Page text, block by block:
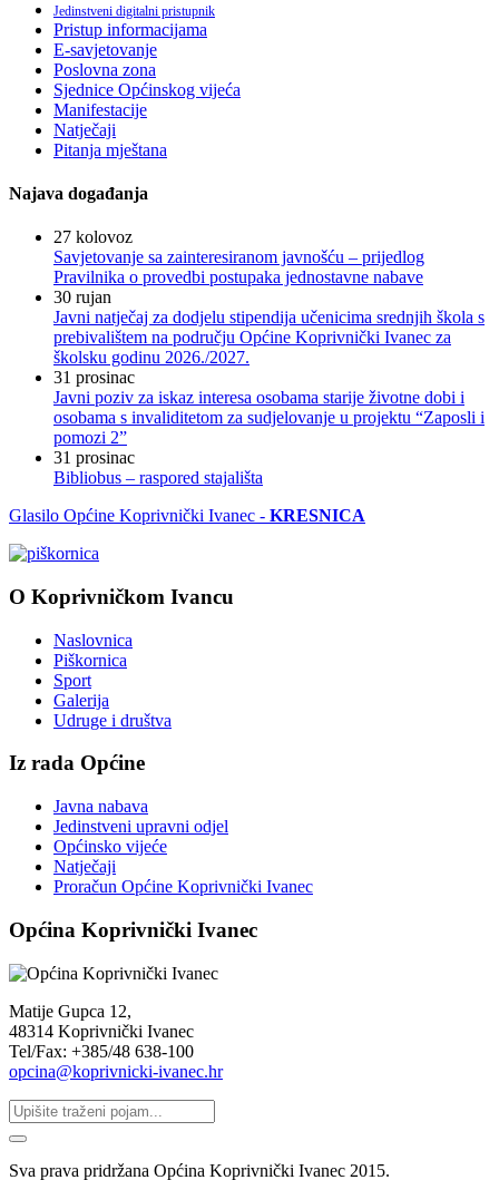
Jedinstveni digitalni pristupnik
Pristup informacijama
E-savjetovanje
Poslovna zona
Sjednice Općinskog vijeća
Manifestacije
Natječaji
Pitanja mještana
Najava događanja
27 kolovoz
Savjetovanje sa zainteresiranom javnošću – prijedlog
Pravilnika o provedbi postupaka jednostavne nabave
30 rujan
Javni natječaj za dodjelu stipendija učenicima srednjih škola s
prebivalištem na području Općine Koprivnički Ivanec za
školsku godinu 2026./2027.
31 prosinac
Javni poziv za iskaz interesa osobama starije životne dobi i
osobama s invaliditetom za sudjelovanje u projektu “Zaposli i
pomozi 2”
31 prosinac
Bibliobus – raspored stajališta
Glasilo Općine Koprivnički Ivanec - KRESNICA
O Koprivničkom Ivancu
Naslovnica
Piškornica
Sport
Galerija
Udruge i društva
Iz rada Općine
Javna nabava
Jedinstveni upravni odjel
Općinsko vijeće
Natječaji
Proračun Općine Koprivnički Ivanec
Općina Koprivnički Ivanec
Matije Gupca 12,
48314 Koprivnički Ivanec
Tel/Fax: +385/48 638-100
opcina@koprivnicki-ivanec.hr
Sva prava pridržana Općina Koprivnički Ivanec 2015.